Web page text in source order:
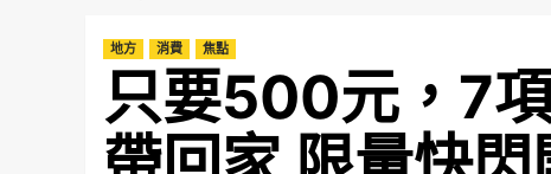
地方 消費 焦點
只要500元，7